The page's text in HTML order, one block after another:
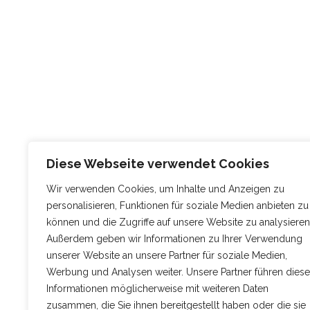
Diese Webseite verwendet Cookies
Wir verwenden Cookies, um Inhalte und Anzeigen zu
personalisieren, Funktionen für soziale Medien anbieten zu
können und die Zugriffe auf unsere Website zu
Außerdem geben wir Informationen zu Ihrer Verwendung
unserer Website an unsere Partner für soziale Medien,
Werbung und Analysen weiter. Unsere Partner führen diese
Informationen möglicherweise mit weiteren Daten
zusammen, die Sie ihnen bereitgestellt haben oder die sie